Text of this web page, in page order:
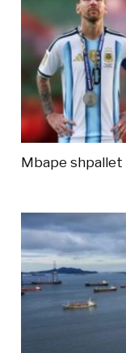
Mbape shpallet